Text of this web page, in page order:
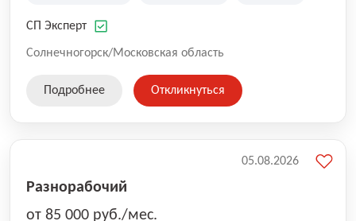
зданий из гибридных модульных блоков свободной
гибридно-модульного строительства.
СП Эксперт
Солнечногорск/Московская область
Подробнее Откликнуться
Разнорабочий
от 85 000 руб./мес.
05.08.2026